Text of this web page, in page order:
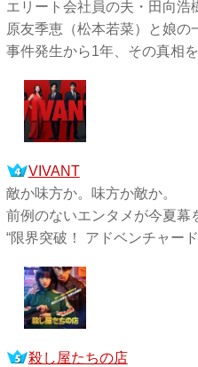
エリート会社員の夫・田向浩
原友季恵（松本若菜）と娘の
事件発生から1年、その真相
VIVANT
敵か味方か。味方か敵か。
前例のないエンタメが今夏幕
“限界突破！ アドベンチャード
殺し屋たちの店